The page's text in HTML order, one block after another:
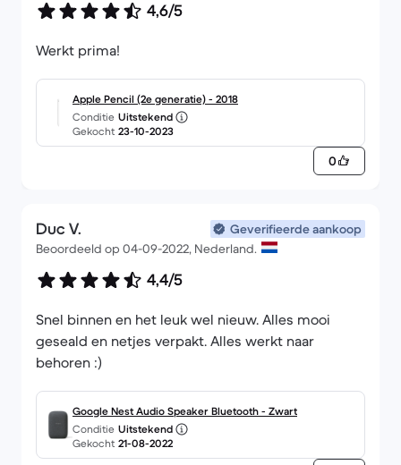
4,6/5
Werkt prima!
Apple Pencil (2e generatie) - 2018
Conditie Uitstekend
Gekocht 23-10-2023
0
Duc V.
Geverifieerde aankoop
Beoordeeld op 04-09-2022, Nederland.
4,4/5
Snel binnen en het leuk wel nieuw. Alles mooi
geseald en netjes verpakt. Alles werkt naar
behoren :)
Google Nest Audio Speaker Bluetooth - Zwart
Conditie Uitstekend
Gekocht 21-08-2022